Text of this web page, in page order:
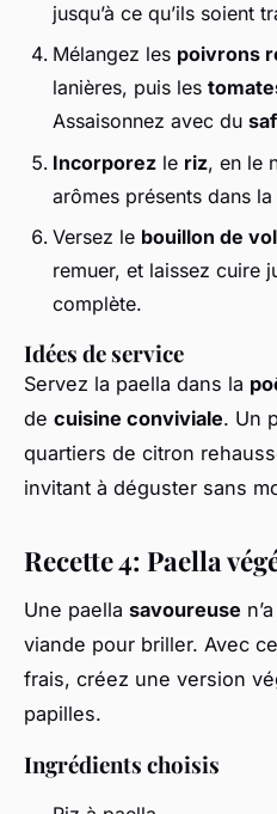
jusqu’à ce qu’ils soient
Mélangez les poivrons
lanières, puis les
Assaisonnez avec du
Incorporez le riz, en le
arômes présents dans
Versez le bouillon de
remuer, et laissez cuire
complète.
Idées de service
Servez la paella dans la
de cuisine conviviale. Un
quartiers de citron
invitant à déguster sans
Recette 4: Paella
Une paella savoureuse
viande pour briller. Avec
frais, créez une version
papilles.
Ingrédients choisis